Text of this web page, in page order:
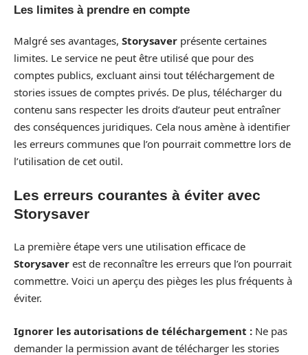
Les limites à prendre en compte
Malgré ses avantages, Storysaver présente certaines
limites. Le service ne peut être utilisé que pour des
comptes publics, excluant ainsi tout téléchargement de
stories issues de comptes privés. De plus, télécharger du
contenu sans respecter les droits d’auteur peut entraîner
des conséquences juridiques. Cela nous amène à identifier
les erreurs communes que l’on pourrait commettre lors de
l’utilisation de cet outil.
Les erreurs courantes à éviter avec
Storysaver
La première étape vers une utilisation efficace de
Storysaver est de reconnaître les erreurs que l’on pourrait
commettre. Voici un aperçu des pièges les plus fréquents à
éviter.
Ignorer les autorisations de téléchargement : Ne pas
demander la permission avant de télécharger les stories